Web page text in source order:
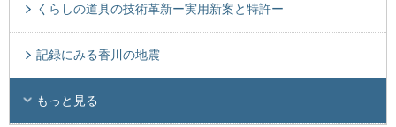
くらしの道具の技術革新ー実用新案と特許ー
記録にみる香川の地震
もっと見る